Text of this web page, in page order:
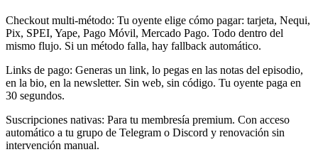
Checkout multi-método: Tu oyente elige cómo pagar: tarjeta, Nequi,
Pix, SPEI, Yape, Pago Móvil, Mercado Pago. Todo dentro del
mismo flujo. Si un método falla, hay fallback automático.
Links de pago: Generas un link, lo pegas en las notas del episodio,
en la bio, en la newsletter. Sin web, sin código. Tu oyente paga en
30 segundos.
Suscripciones nativas: Para tu membresía premium. Con acceso
automático a tu grupo de Telegram o Discord y renovación sin
intervención manual.